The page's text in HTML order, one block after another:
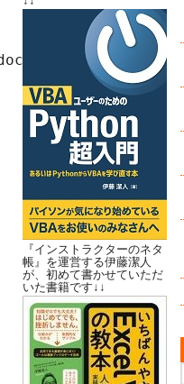
『インストラクターのネタ
帳』を運営する伊藤潔人
が、初めて書かせていただ
いた書籍です↓↓